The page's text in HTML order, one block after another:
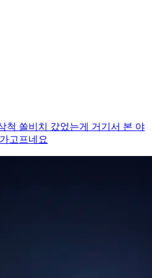
척 쏠비치 갔었는게 거기서 본 야
고프네요